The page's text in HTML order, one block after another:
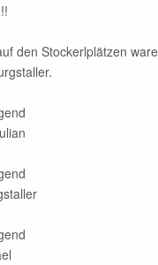
den Stockerlplätzen